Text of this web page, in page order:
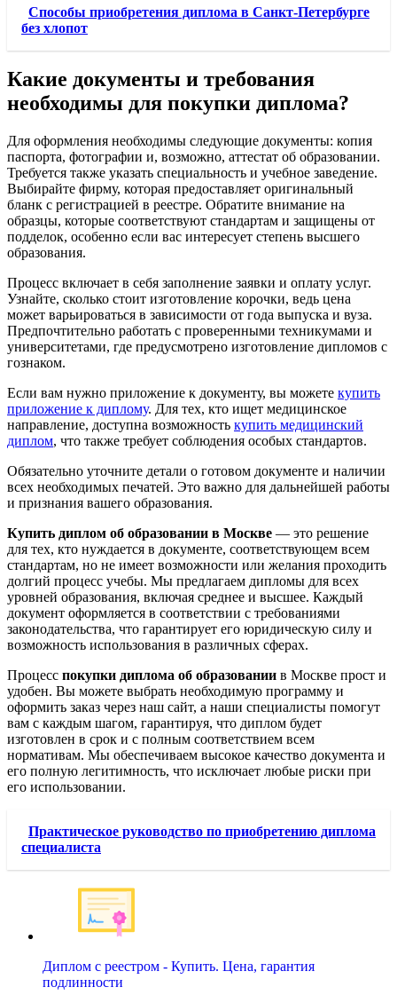
Способы приобретения диплома в Санкт-Петербурге
без хлопот
Какие документы и требования
необходимы для покупки диплома?
Для оформления необходимы следующие документы: копия
паспорта, фотографии и, возможно, аттестат об образовании.
Требуется также указать специальность и учебное заведение.
Выбирайте фирму, которая предоставляет оригинальный
бланк с регистрацией в реестре. Обратите внимание на
образцы, которые соответствуют стандартам и защищены от
подделок, особенно если вас интересует степень высшего
образования.
Процесс включает в себя заполнение заявки и оплату услуг.
Узнайте, сколько стоит изготовление корочки, ведь цена
может варьироваться в зависимости от года выпуска и вуза.
Предпочтительно работать с проверенными техникумами и
университетами, где предусмотрено изготовление дипломов с
гознаком.
Если вам нужно приложение к документу, вы можете купить
приложение к диплому. Для тех, кто ищет медицинское
направление, доступна возможность купить медицинский
диплом, что также требует соблюдения особых стандартов.
Обязательно уточните детали о готовом документе и наличии
всех необходимых печатей. Это важно для дальнейшей работы
и признания вашего образования.
Купить диплом об образовании в Москве — это решение
для тех, кто нуждается в документе, соответствующем всем
стандартам, но не имеет возможности или желания проходить
долгий процесс учебы. Мы предлагаем дипломы для всех
уровней образования, включая среднее и высшее. Каждый
документ оформляется в соответствии с требованиями
законодательства, что гарантирует его юридическую силу и
возможность использования в различных сферах.
Процесс покупки диплома об образовании в Москве прост и
удобен. Вы можете выбрать необходимую программу и
оформить заказ через наш сайт, а наши специалисты помогут
вам с каждым шагом, гарантируя, что диплом будет
изготовлен в срок и с полным соответствием всем
нормативам. Мы обеспечиваем высокое качество документа и
его полную легитимность, что исключает любые риски при
его использовании.
Практическое руководство по приобретению диплома
специалиста
Диплом с реестром - Купить. Цена, гарантия
подлинности